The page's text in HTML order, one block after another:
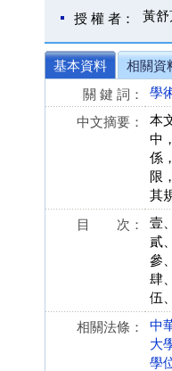
授 權 者： 黃舒
基本資料
相關資
關 鍵 詞：
學
中文摘要：
本
中
係
限
其
目 次：
壹
貳
參
肆
伍
相關法條：
中
大
學